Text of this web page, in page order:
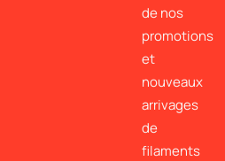
de nos
promotions
et
nouveaux
arrivages
de
filaments